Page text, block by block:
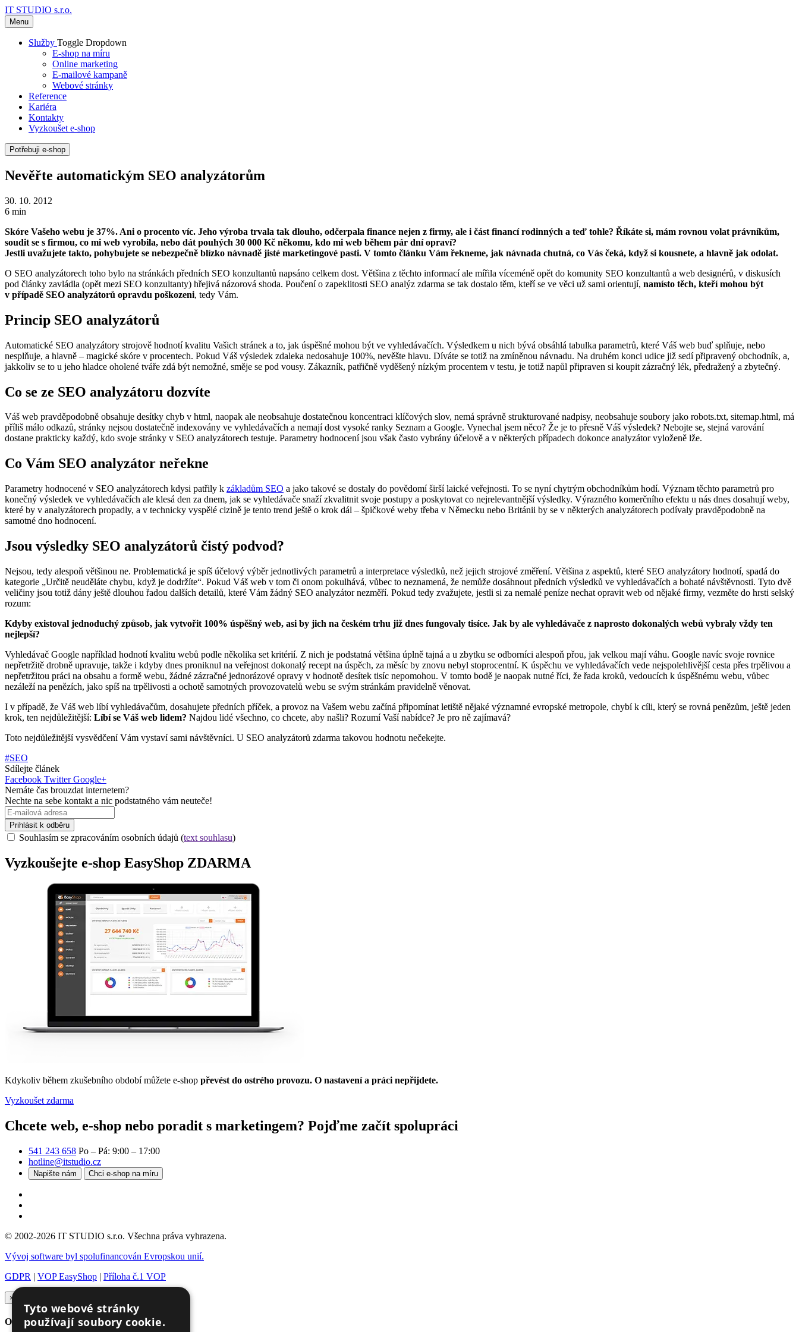
IT STUDIO s.r.o.
Menu
Služby Toggle Dropdown
E-shop na míru
Online marketing
E-mailové kampaně
Webové stránky
Reference
Kariéra
Kontakty
Vyzkoušet e-shop
Potřebuji e-shop
Nevěřte automatickým SEO analyzátorům
30. 10. 2012
6 min
Skóre Vašeho webu je 37%. Ani o procento víc. Jeho výroba trvala tak dlouho, odčerpala finance nejen z firmy, ale i část financí rodinných a teď tohle? Říkáte si, mám rovnou volat právníkům,
soudit se s firmou, co mi web vyrobila, nebo dát pouhých 30 000 Kč někomu, kdo mi web během pár dní opraví?
Jestli uvažujete takto, pohybujete se nebezpečně blízko návnadě jisté marketingové pasti. V tomto článku Vám řekneme, jak návnada chutná, co Vás čeká, když si kousnete, a hlavně jak odolat.
O SEO analyzátorech toho bylo na stránkách předních SEO konzultantů napsáno celkem dost. Většina z těchto informací ale mířila víceméně opět do komunity SEO konzultantů a web designérů, v diskusích
pod články zavládla (opět mezi SEO konzultanty) hřejivá názorová shoda. Poučení o zapeklitosti SEO analýz zdarma se tak dostalo těm, kteří se ve věci už sami orientují, namísto těch, kteří mohou být
v případě SEO analyzátorů opravdu poškozeni, tedy Vám.
Princip SEO analyzátorů
Automatické SEO analyzátory strojově hodnotí kvalitu Vašich stránek a to, jak úspěšné mohou být ve vyhledávačích. Výsledkem u nich bývá obsáhlá tabulka parametrů, které Váš web buď splňuje, nebo
nesplňuje, a hlavně – magické skóre v procentech. Pokud Váš výsledek zdaleka nedosahuje 100%, nevěšte hlavu. Díváte se totiž na zmíněnou návnadu. Na druhém konci udice již sedí připravený obchodník, a,
jakkoliv se to u jeho hladce oholené tváře zdá být nemožné, směje se pod vousy. Zákazník, patřičně vyděšený nízkým procentem v testu, je totiž napůl připraven si koupit zázračný lék, předražený a zbytečný.
Co se ze SEO analyzátoru dozvíte
Váš web pravděpodobně obsahuje desítky chyb v html, naopak ale neobsahuje dostatečnou koncentraci klíčových slov, nemá správně strukturované nadpisy, neobsahuje soubory jako robots.txt, sitemap.html, má
příliš málo odkazů, stránky nejsou dostatečně indexovány ve vyhledávačích a nemají dost vysoké ranky Seznam a Google. Vynechal jsem něco? Že je to přesně Váš výsledek? Nebojte se, stejná varování
dostane prakticky každý, kdo svoje stránky v SEO analyzátorech testuje. Parametry hodnocení jsou však často vybrány účelově a v některých případech dokonce analyzátor vyloženě lže.
Co Vám SEO analyzátor neřekne
Parametry hodnocené v SEO analyzátorech kdysi patřily k základům SEO a jako takové se dostaly do povědomí širší laické veřejnosti. To se nyní chytrým obchodníkům hodí. Význam těchto parametrů pro
konečný výsledek ve vyhledávačích ale klesá den za dnem, jak se vyhledávače snaží zkvalitnit svoje postupy a poskytovat co nejrelevantnější výsledky. Výrazného komerčního efektu u nás dnes dosahují weby,
které by v analyzátorech propadly, a v technicky vyspělé cizině je tento trend ještě o krok dál – špičkové weby třeba v Německu nebo Británii by se v některých analyzátorech podívaly pravděpodobně na
samotné dno hodnocení.
Jsou výsledky SEO analyzátorů čistý podvod?
Nejsou, tedy alespoň většinou ne. Problematická je spíš účelový výběr jednotlivých parametrů a interpretace výsledků, než jejich strojové změření. Většina z aspektů, které SEO analyzátory hodnotí, spadá do
kategorie „Určitě neuděláte chybu, když je dodržíte“. Pokud Váš web v tom či onom pokulhává, vůbec to neznamená, že nemůže dosáhnout předních výsledků ve vyhledávačích a bohaté návštěvnosti. Tyto dvě
veličiny jsou totiž dány ještě dlouhou řadou dalších detailů, které Vám žádný SEO analyzátor nezměří. Pokud tedy zvažujete, jestli si za nemalé peníze nechat opravit web od nějaké firmy, vezměte do hrsti selský
rozum:
Kdyby existoval jednoduchý způsob, jak vytvořit 100% úspěšný web, asi by jich na českém trhu již dnes fungovaly tisíce. Jak by ale vyhledávače z naprosto dokonalých webů vybraly vždy ten
nejlepší?
Vyhledávač Google například hodnotí kvalitu webů podle několika set kritérií. Z nich je podstatná většina úplně tajná a u zbytku se odborníci alespoň přou, jak velkou mají váhu. Google navíc svoje rovnice
nepřetržitě drobně upravuje, takže i kdyby dnes proniknul na veřejnost dokonalý recept na úspěch, za měsíc by znovu nebyl stoprocentní. K úspěchu ve vyhledávačích vede nejspolehlivější cesta přes trpělivou a
nepřetržitou práci na obsahu a formě webu, žádné zázračné jednorázové opravy v hodnotě desítek tisíc nepomohou. V tomto bodě je naopak nutné říci, že řada kroků, vedoucích k úspěšnému webu, vůbec
nezáleží na penězích, jako spíš na trpělivosti a ochotě samotných provozovatelů webu se svým stránkám pravidelně věnovat.
I v případě, že Váš web líbí vyhledávačům, dosahujete předních příček, a provoz na Vašem webu začíná připomínat letiště nějaké významné evropské metropole, chybí k cíli, který se rovná penězům, ještě jeden
krok, ten nejdůležitější: Líbí se Váš web lidem? Najdou lidé všechno, co chcete, aby našli? Rozumí Vaší nabídce? Je pro ně zajímavá?
Toto nejdůležitější vysvědčení Vám vystaví sami návštěvníci. U SEO analyzátorů zdarma takovou hodnotu nečekejte.
#SEO
Sdílejte článek
Facebook Twitter Google+
Nemáte čas brouzdat internetem?
Nechte na sebe kontakt a nic podstatného vám neuteče!
Prihlásit k odběru
Souhlasím se zpracováním osobních údajů (text souhlasu)
Vyzkoušejte e-shop EasyShop ZDARMA
Kdykoliv během zkušebního období můžete e-shop převést do ostrého provozu. O nastavení a práci nepřijdete.
Vyzkoušet zdarma
Chcete web, e-shop nebo poradit s marketingem? Pojďme začít spolupráci
541 243 658 Po – Pá: 9:00 – 17:00
hotline@itstudio.cz
Napište nám Chci e-shop na míru
© 2002-2026 IT STUDIO s.r.o. Všechna práva vyhrazena.
Vývoj software byl spolufinancován Evropskou unií.
GDPR | VOP EasyShop | Příloha č.1 VOP
×
Ozvěte se nám, na schůzce se poznáme víc
Tyto webové stránky
používají soubory cookie.